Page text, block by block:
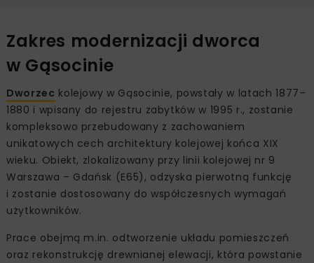
Zakres modernizacji dworca
w Gąsocinie
Dworzec kolejowy w Gąsocinie, powstały w latach 1877–
1880 i wpisany do rejestru zabytków w 1995 r., zostanie
kompleksowo przebudowany z zachowaniem
unikatowych cech architektury kolejowej końca XIX
wieku. Obiekt, zlokalizowany przy linii kolejowej nr 9
Warszawa – Gdańsk (E65), odzyska pierwotną funkcję
i zostanie dostosowany do współczesnych wymagań
użytkowników.
Prace obejmą m.in. odtworzenie układu pomieszczeń
oraz rekonstrukcję drewnianej elewacji, która powstanie